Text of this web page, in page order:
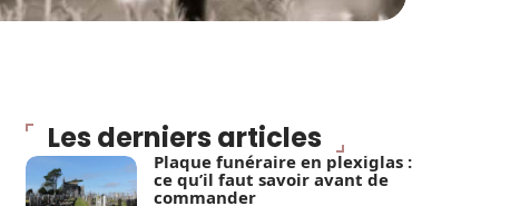
Les derniers articles
Plaque funéraire en plexiglas :
ce qu’il faut savoir avant de
commander